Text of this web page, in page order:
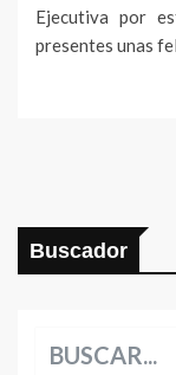
Ejecutiva por
presentes unas
Buscador